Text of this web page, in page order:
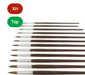
Хіт
Top